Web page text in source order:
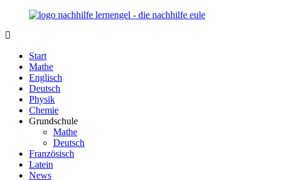
Zurück
Inhalt
Lernengel.de
Nachhilfe-
Eule
berät
zum
Thema
Nachhilfe
Lernen
wieder
Spaß
Start
Mathe
Englisch
Deutsch
Physik
Chemie
Grundschule
Mathe
Deutsch
Französisch
Latein
News